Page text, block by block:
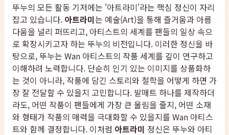
뚜누의 모든 활동 기저에는 '아트라미'라는 핵심 정신이 자리
잡고 있습니다. 아트라미는 예술(Art)을 통해 즐거움과 아름
다움을 널리 퍼뜨리고, 아티스트의 세계를 팬들의 일상 속으
로 확장시키고자 하는 뚜누의 비전입니다. 이러한 정신을 바
탕으로, 뚜누는 Wan 아티스트의 작품 세계를 깊이 연구하고
이해하려 노력합니다. 단순히 인기 있는 이미지를 상품화하
는 것이 아니라, 작품에 담긴 스토리와 철학을 어떻게 하면 가
장 잘 전달할 수 있을지 고민합니다. 발매트 하나를 제작하더
라도, 어떤 작품이 팬들에게 가장 큰 울림을 줄지, 어떤 소재
와 형태가 작품의 매력을 극대화할 수 있을지를 Wan 아티스
트와 함께 결정합니다. 이처럼 아트라미 정신은 뚜누와 아티